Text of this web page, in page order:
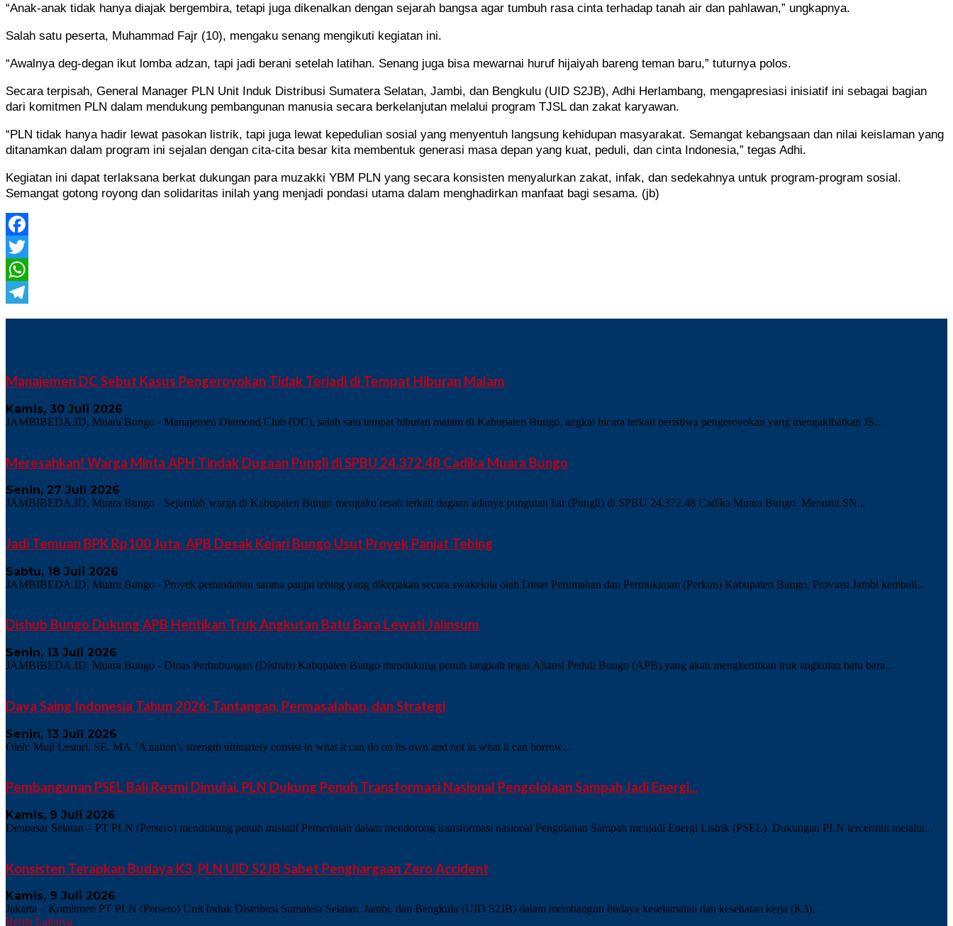
“Anak-anak tidak hanya diajak bergembira, tetapi juga dikenalkan dengan sejarah bangsa agar tumbuh rasa cinta terhadap tanah air dan pahlawan,” ungkapnya.
Salah satu peserta, Muhammad Fajr (10), mengaku senang mengikuti kegiatan ini.
“Awalnya deg-degan ikut lomba adzan, tapi jadi berani setelah latihan. Senang juga bisa mewarnai huruf hijaiyah bareng teman baru,” tuturnya polos.
Secara terpisah, General Manager PLN Unit Induk Distribusi Sumatera Selatan, Jambi, dan Bengkulu (UID S2JB), Adhi Herlambang, mengapresiasi inisiatif ini sebagai bagian
dari komitmen PLN dalam mendukung pembangunan manusia secara berkelanjutan melalui program TJSL dan zakat karyawan.
“PLN tidak hanya hadir lewat pasokan listrik, tapi juga lewat kepedulian sosial yang menyentuh langsung kehidupan masyarakat. Semangat kebangsaan dan nilai keislaman yang
ditanamkan dalam program ini sejalan dengan cita-cita besar kita membentuk generasi masa depan yang kuat, peduli, dan cinta Indonesia,” tegas Adhi.
Kegiatan ini dapat terlaksana berkat dukungan para muzakki YBM PLN yang secara konsisten menyalurkan zakat, infak, dan sedekahnya untuk program-program sosial.
Semangat gotong royong dan solidaritas inilah yang menjadi pondasi utama dalam menghadirkan manfaat bagi sesama. (jb)
Facebook
Twitter
WhatsApp
Manajemen DC Sebut Kasus Pengeroyokan Tidak Terjadi di Tempat Hiburan Malam
Kamis, 30 Juli 2026
JAMBIBEDA.ID, Muara Bungo - Manajemen Diamond Club (DC), salah satu tempat hiburan malam di Kabupaten Bungo, angkat bicara terkait peristiwa pengeroyokan yang mengakibatkan JS...
Meresahkan! Warga Minta APH Tindak Dugaan Pungli di SPBU 24.372.48 Cadika Muara Bungo
Senin, 27 Juli 2026
JAMBIBEDA.ID, Muara Bungo - Sejumlah warga di Kabupaten Bungo mengaku resah terkait dugaan adanya pungutan liar (Pungli) di SPBU 24.372.48 Cadika Muara Bungo. Menurut SN...
Jadi Temuan BPK Rp100 Juta, APB Desak Kejari Bungo Usut Proyek Panjat Tebing
Sabtu, 18 Juli 2026
JAMBIBEDA.ID, Muara Bungo - Proyek pemindahan sarana panjat tebing yang dikerjakan secara swakelola oleh Dinas Perumahan dan Permukiman (Perkim) Kabupaten Bungo, Provinsi Jambi kembali...
Dishub Bungo Dukung APB Hentikan Truk Angkutan Batu Bara Lewati Jalinsum
Senin, 13 Juli 2026
JAMBIBEDA.ID, Muara Bungo - Dinas Perhubungan (Dishub) Kabupaten Bungo mendukung penuh langkah tegas Aliansi Peduli Bungo (APB) yang akan menghentikan truk angkutan batu bara...
Daya Saing Indonesia Tahun 2026: Tantangan, Permasalahan, dan Strategi
Senin, 13 Juli 2026
Oleh: Muji Lestari, SE, MA "A nation's strength ultimately consist in what it can do on its own and not in what it can borrow...
Pembangunan PSEL Bali Resmi Dimulai, PLN Dukung Penuh Transformasi Nasional Pengelolaan Sampah Jadi Energi...
Kamis, 9 Juli 2026
Denpasar Selatan – PT PLN (Persero) mendukung penuh inisiatif Pemerintah dalam mendorong transformasi nasional Pengolahan Sampah menjadi Energi Listrik (PSEL). Dukungan PLN tercermin melalui...
Konsisten Terapkan Budaya K3, PLN UID S2JB Sabet Penghargaan Zero Accident
Kamis, 9 Juli 2026
Jakarta – Komitmen PT PLN (Persero) Unit Induk Distribusi Sumatera Selatan, Jambi, dan Bengkulu (UID S2JB) dalam membangun budaya keselamatan dan kesehatan kerja (K3)...
Berita Lainnya